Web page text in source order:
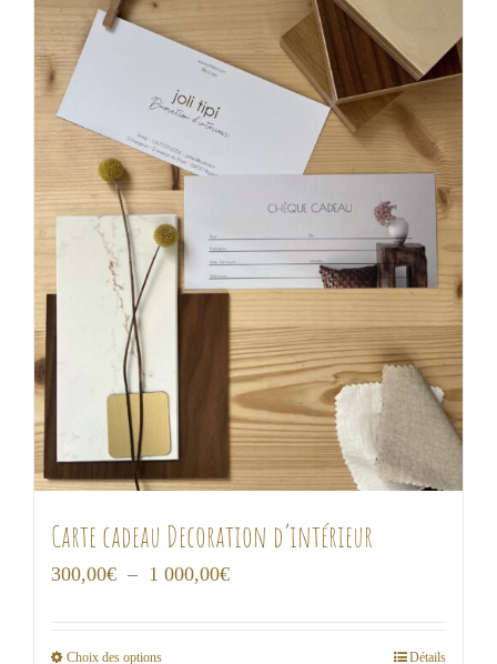
Carte cadeau Decoration d’intérieur
300,00€ – 1 000,00€Plage
Choix des options Détails